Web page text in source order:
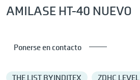
AMILASE HT-40 NUEVO
Ponerse en contacto
THE LIST BY INDITEX
ZDHC LEVEL